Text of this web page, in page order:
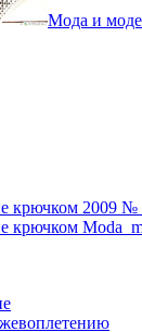
Мода и
крючком 2009 №
крючком